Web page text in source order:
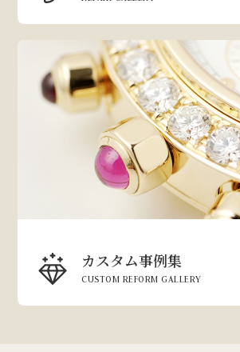
カスタム事例集
CUSTOM REFORM GALLERY